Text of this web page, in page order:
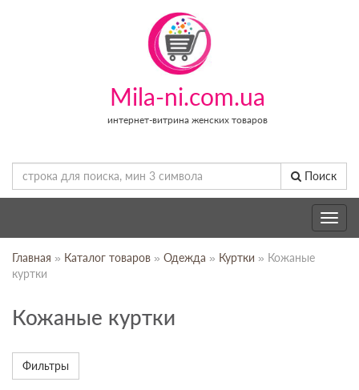
Mila-ni.com.ua
интернет-витрина женских товаров
Поиск
Toggle
Главная » Каталог товаров » Одежда » Куртки » Кожаные
куртки
Кожаные куртки
Фильтры